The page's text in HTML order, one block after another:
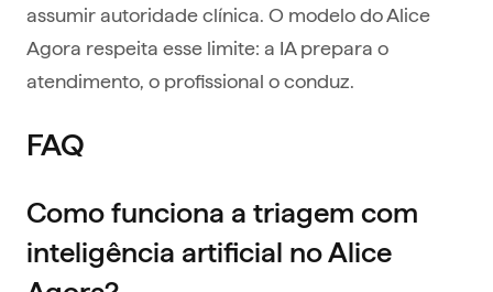
assumir autoridade clínica. O modelo do Alice
Agora respeita esse limite: a IA prepara o
atendimento, o profissional o conduz.
FAQ
Como funciona a triagem com
inteligência artificial no Alice